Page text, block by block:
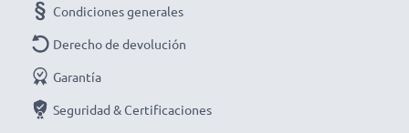
Condiciones generales
Derecho de devolución
Garantía
Seguridad & Certificaciones